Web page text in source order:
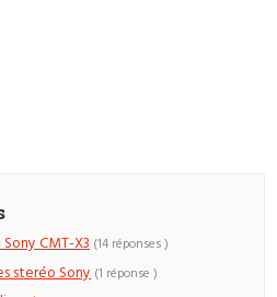
CMT-X3 (14 réponses )
steréo Sony (1 réponse )